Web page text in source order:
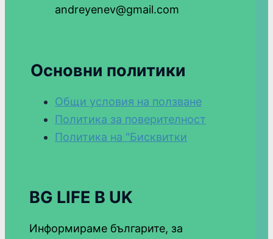
andreyenev@gmail.com
Основни политики
Общи условия на ползване
Политика за поверителност
Политика на "Бисквитки
BG LIFE В UK
Информираме българите, за